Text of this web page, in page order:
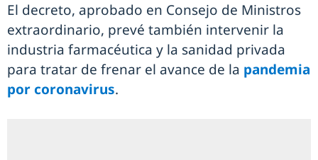
El decreto, aprobado en Consejo de Ministros
extraordinario, prevé también intervenir la
industria farmacéutica y la sanidad privada
para tratar de frenar el avance de la pandemia
por coronavirus.